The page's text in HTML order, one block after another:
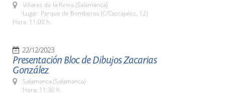
Villares de la Reina (Salamanca)
Lugar: Parque de Bomberos (C/Cascajales, 12)
Hora: 11:00 h.
22/12/2023
Presentación Bloc de Dibujos Zacarias
González
Salamanca (Salamanca)
Hora: 11:30 h.